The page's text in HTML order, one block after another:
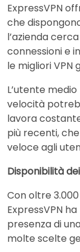
ExpressVPN
che
l’azienda
connessioni e
le migliori VPN
L’utente
velocità
lavora
più recenti,
veloce agli
Disponibilità
Con oltre
ExpressVPN
presenza di
molte scelte